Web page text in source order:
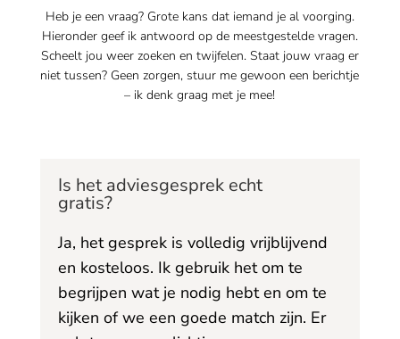
Heb je een vraag? Grote kans dat iemand je al voorging.
Hieronder geef ik antwoord op de meestgestelde vragen.
Scheelt jou weer zoeken en twijfelen. Staat jouw vraag er
niet tussen? Geen zorgen, stuur me gewoon een berichtje
– ik denk graag met je mee!
Is het adviesgesprek echt
gratis?
Ja, het gesprek is volledig vrijblijvend
en kosteloos. Ik gebruik het om te
begrijpen wat je nodig hebt en om te
kijken of we een goede match zijn. Er